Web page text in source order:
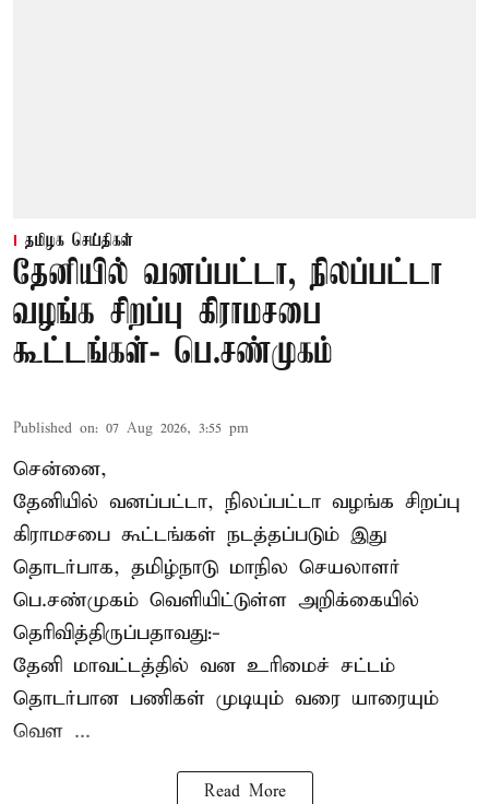
தமிழக செய்திகள்
தேனியில் வனப்பட்டா, நிலப்பட்டா
வழங்க சிறப்பு கிராமசபை
கூட்டங்கள்- பெ.சண்முகம்
Published on: 07 Aug 2026, 3:55 pm
சென்னை,
தேனியில் வனப்பட்டா, நிலப்பட்டா வழங்க சிறப்பு
கிராமசபை கூட்டங்கள் நடத்தப்படும் இது
தொடர்பாக, தமிழ்நாடு மாநில செயலாளர்
பெ.சண்முகம் வெளியிட்டுள்ள அறிக்கையில்
தெரிவித்திருப்பதாவது:-
தேனி மாவட்டத்தில் வன உரிமைச் சட்டம்
தொடர்பான பணிகள் முடியும் வரை யாரையும்
வெள ...
Read More